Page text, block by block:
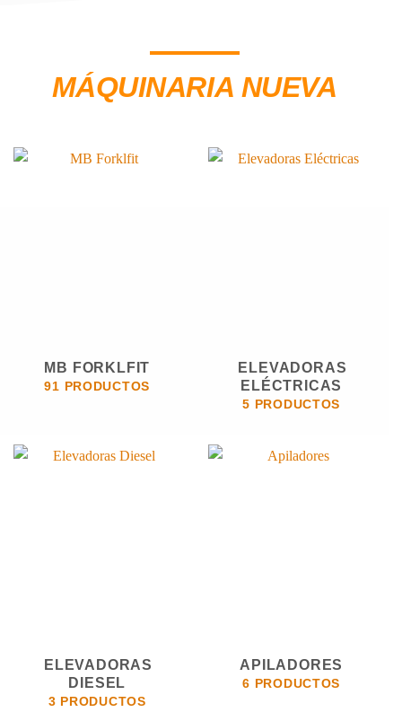
MÁQUINARIA NUEVA
MB FORKLFIT
91 PRODUCTOS
ELEVADORAS
ELÉCTRICAS
5 PRODUCTOS
ELEVADORAS
DIESEL
3 PRODUCTOS
APILADORES
6 PRODUCTOS